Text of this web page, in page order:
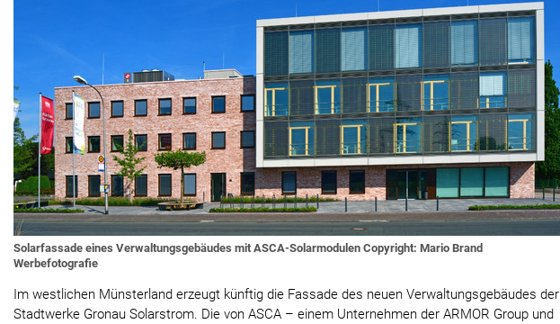
Solarfassade eines Verwaltungsgebäudes mit ASCA-Solarmodulen Copyright: Mario Brand
Werbefotografie
Im westlichen Münsterland erzeugt künftig die Fassade des neuen Verwaltungsgebäudes der
Stadtwerke Gronau Solarstrom. Die von ASCA – einem Unternehmen der ARMOR Group und